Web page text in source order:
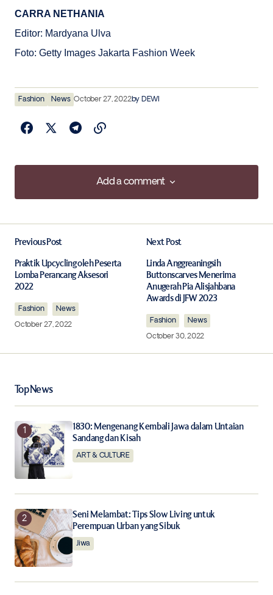
CARRA NETHANIA
Editor: Mardyana Ulva
Foto: Getty Images Jakarta Fashion Week
Fashion News October 27, 2022by DEWI
Add a comment
Add a comment
Required fields are marked*
Save my name, email, and website in this browser for
the next time I comment.
Notify me of new posts by email.
Submit Comment
Previous Post
Praktik Upcycling oleh Peserta
Lomba Perancang Aksesori
2022
Fashion
News
October 27, 2022
Next Post
Linda Anggreaningsih
Buttonscarves Menerima
Anugerah Pia Alisjahbana
Awards di JFW 2023
Fashion
News
October 30, 2022
Top News
1830: Mengenang Kembali Jawa dalam Untaian
Sandang dan Kisah
ART & CULTURE
Seni Melambat: Tips Slow Living untuk
Perempuan Urban yang Sibuk
Jiwa